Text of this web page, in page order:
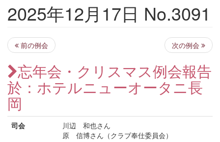
2025年12月17日 No.3091
前の例会 次の例会
忘年会・クリスマス例会報告
於：ホテルニューオータニ長
岡
司会
川辺 和也さん
原 信博さん（クラブ奉仕委員会）